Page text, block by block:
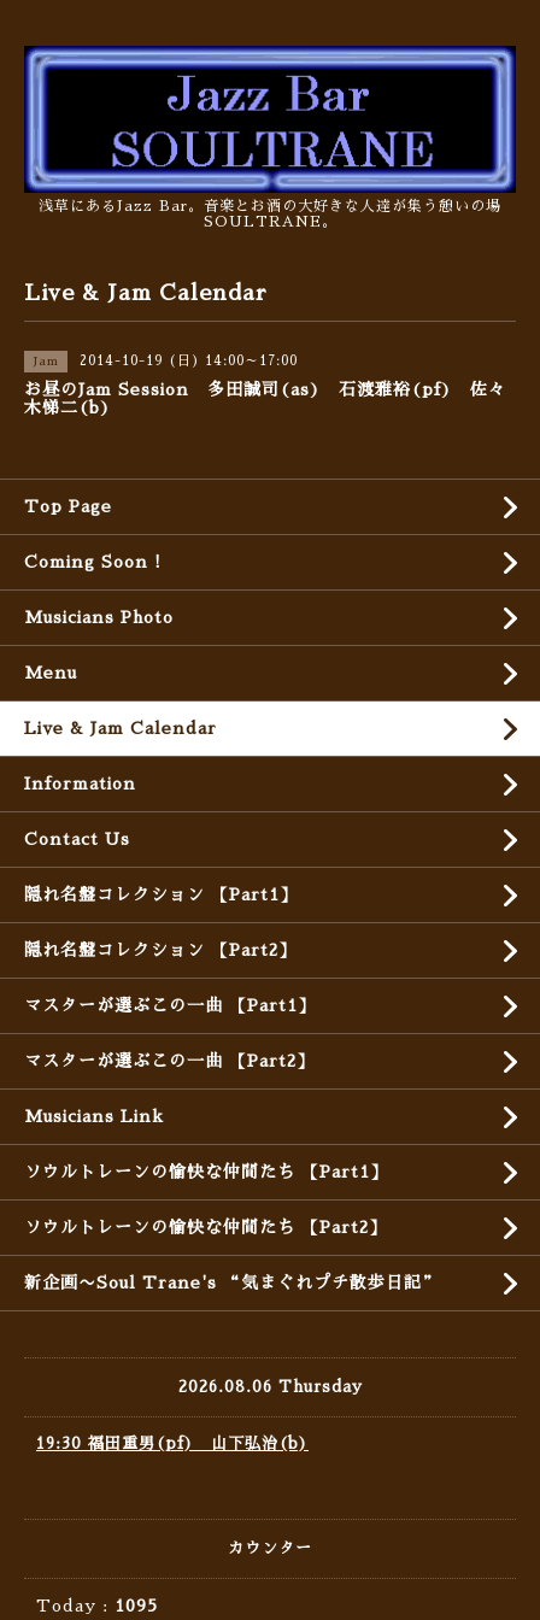
浅草にあるJazz Bar。音楽とお酒の大好きな人達が集う憩いの場
SOULTRANE。
Live & Jam Calendar
Jam 2014-10-19 (日) 14:00～17:00
お昼のJam Session 多田誠司(as) 石渡雅裕(pf) 佐々
木悌二(b)
Top Page
Coming Soon !
Musicians Photo
Menu
Live & Jam Calendar
Information
Contact Us
隠れ名盤コレクション 【Part1】
隠れ名盤コレクション 【Part2】
マスターが選ぶこの一曲 【Part1】
マスターが選ぶこの一曲 【Part2】
Musicians Link
ソウルトレーンの愉快な仲間たち 【Part1】
ソウルトレーンの愉快な仲間たち 【Part2】
新企画〜Soul Trane's “気まぐれプチ散歩日記”
2026.08.06 Thursday
19:30 福田重男(pf) 山下弘治(b)
カウンター
Today : 1095